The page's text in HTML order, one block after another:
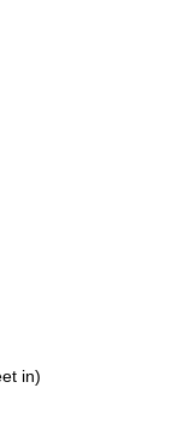
in)